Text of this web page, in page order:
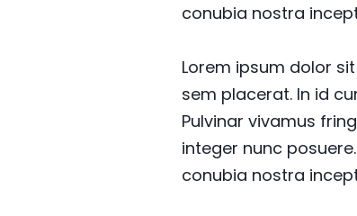
conubia nostra
Lorem ipsum dolor
sem placerat. In id
Pulvinar vivamus
integer nunc
conubia nostra